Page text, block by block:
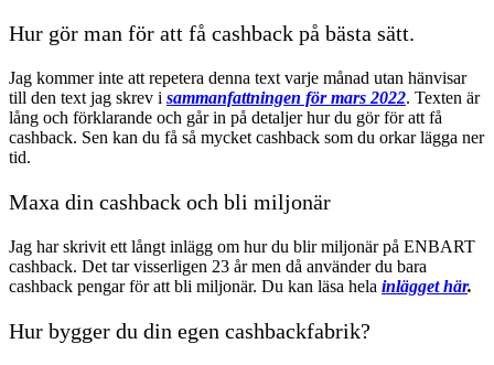
Hur gör man för att få cashback på bästa sätt.
Jag kommer inte att repetera denna text varje månad utan hänvisar
till den text jag skrev i sammanfattningen för mars 2022. Texten är
lång och förklarande och går in på detaljer hur du gör för att få
cashback. Sen kan du få så mycket cashback som du orkar lägga ner
tid.
Maxa din cashback och bli miljonär
Jag har skrivit ett långt inlägg om hur du blir miljonär på ENBART
cashback. Det tar visserligen 23 år men då använder du bara
cashback pengar för att bli miljonär. Du kan läsa hela inlägget här.
Hur bygger du din egen cashbackfabrik?